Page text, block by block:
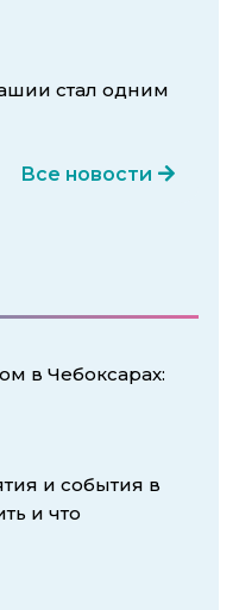
стал одним
Все новости
в Чебоксарах:
и события в
и что